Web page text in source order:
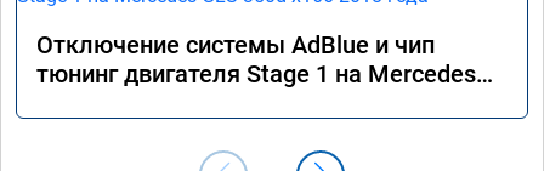
Отключение системы AdBlue и чип
тюнинг двигателя Stage 1 на Mercedes